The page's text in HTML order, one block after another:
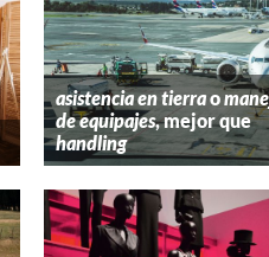
asistencia en tierrao
de equipajes, mejor que
handling